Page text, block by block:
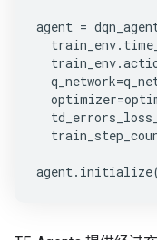
agent =
train_env.
train_env.
q_network=
optimizer=
agent. initialize